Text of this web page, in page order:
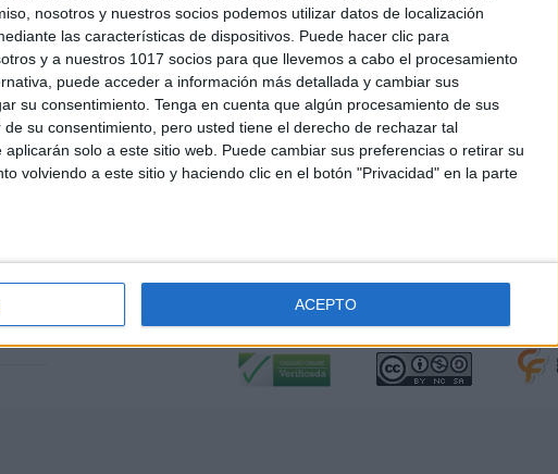
nosotros y nuestros socios podemos utilizar datos de localización
las características de dispositivos. Puede hacer clic para
y a nuestros 1017 socios para que llevemos a cabo el procesamiento
puede acceder a información más detallada y cambiar sus
su consentimiento. Tenga en cuenta que algún procesamiento de sus
su consentimiento, pero usted tiene el derecho de rechazar tal
solo a este sitio web. Puede cambiar sus preferencias o retirar su
volviendo a este sitio y haciendo clic en el botón "Privacidad" en la parte
ACEPTO